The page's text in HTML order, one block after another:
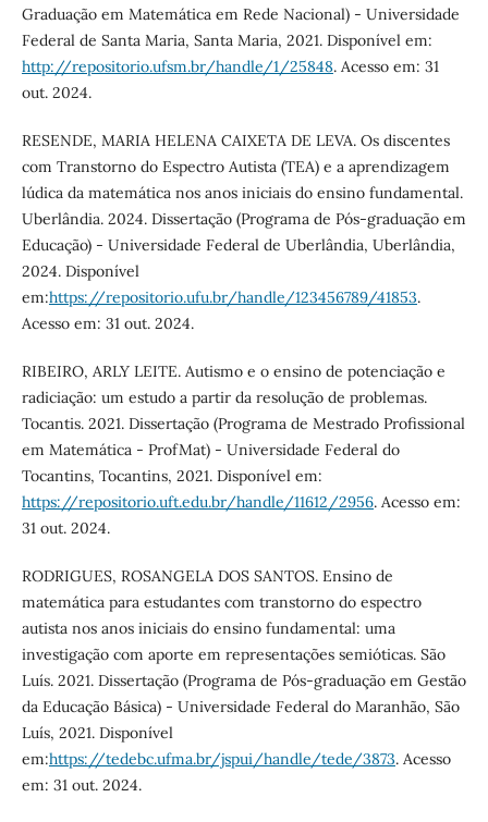
Graduação em Matemática em Rede Nacional) - Universidade
Federal de Santa Maria, Santa Maria, 2021. Disponível em:
http://repositorio.ufsm.br/handle/1/25848. Acesso em: 31
out. 2024.
RESENDE, MARIA HELENA CAIXETA DE LEVA. Os discentes
com Transtorno do Espectro Autista (TEA) e a aprendizagem
lúdica da matemática nos anos iniciais do ensino fundamental.
Uberlândia. 2024. Dissertação (Programa de Pós-graduação em
Educação) - Universidade Federal de Uberlândia, Uberlândia,
2024. Disponível
em:https://repositorio.ufu.br/handle/123456789/41853.
Acesso em: 31 out. 2024.
RIBEIRO, ARLY LEITE. Autismo e o ensino de potenciação e
radiciação: um estudo a partir da resolução de problemas.
Tocantis. 2021. Dissertação (Programa de Mestrado Profissional
em Matemática - ProfMat) - Universidade Federal do
Tocantins, Tocantins, 2021. Disponível em:
https://repositorio.uft.edu.br/handle/11612/2956. Acesso em:
31 out. 2024.
RODRIGUES, ROSANGELA DOS SANTOS. Ensino de
matemática para estudantes com transtorno do espectro
autista nos anos iniciais do ensino fundamental: uma
investigação com aporte em representações semióticas. São
Luís. 2021. Dissertação (Programa de Pós-graduação em Gestão
da Educação Básica) - Universidade Federal do Maranhão, São
Luís, 2021. Disponível
em:https://tedebc.ufma.br/jspui/handle/tede/3873. Acesso
em: 31 out. 2024.